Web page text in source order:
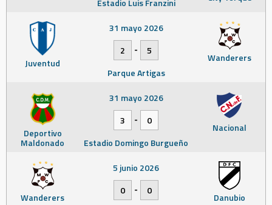
Juventud Wanderers
31 mayo 2026
2
-
5
Parque Artigas
Deportivo
Maldonado
Nacional
31 mayo 2026
3
-
0
Estadio Domingo Burgueño
Wanderers Danubio
5 junio 2026
0
-
0